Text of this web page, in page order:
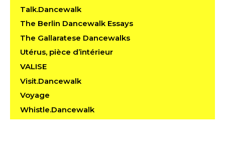
Talk.Dancewalk
The Berlin Dancewalk Essays
The Gallaratese Dancewalks
Utérus, pièce d’intérieur
VALISE
Visit.Dancewalk
Voyage
Whistle.Dancewalk